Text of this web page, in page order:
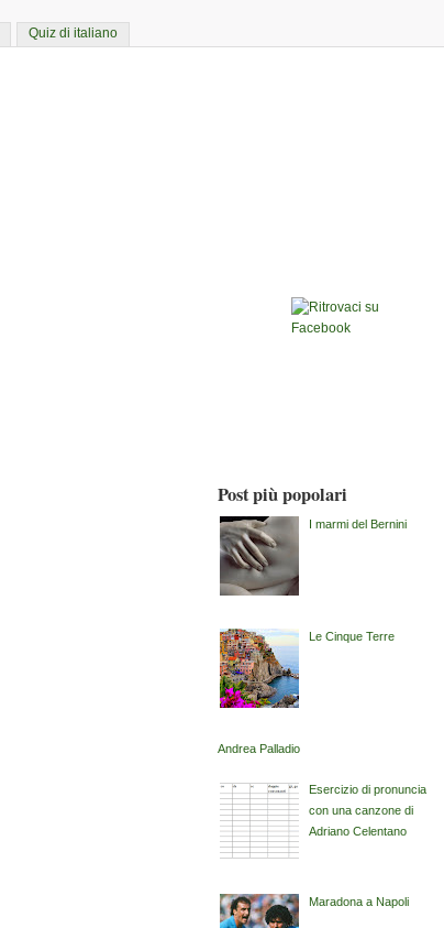
Quiz di italiano
Post più popolari
I marmi del Bernini
Le Cinque Terre
Andrea Palladio
Esercizio di pronuncia
con una canzone di
Adriano Celentano
Maradona a Napoli